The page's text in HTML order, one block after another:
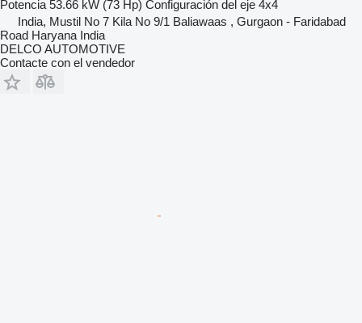
Potencia 53.66 kW (73 Hp) Configuración del eje 4x4
India, Mustil No 7 Kila No 9/1 Baliawaas , Gurgaon - Faridabad
Road Haryana India
DELCO AUTOMOTIVE
Contacte con el vendedor